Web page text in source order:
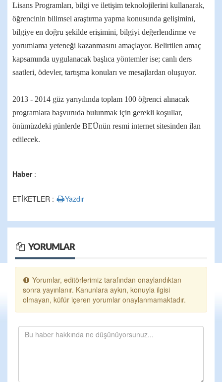
Lisans Programları, bilgi ve iletişim teknolojilerini kullanarak,
öğrencinin bilimsel araştırma yapma konusunda gelişimini,
bilgiye en doğru şekilde erişimini, bilgiyi değerlendirme ve
yorumlama yeteneği kazanmasını amaçlayor. Belirtilen amaç
kapsamında uygulanacak başlıca yöntemler ise; canlı ders
saatleri, ödevler, tartışma konuları ve mesajlardan oluşuyor.
2013 - 2014 güz yarıyılında toplam 100 öğrenci alınacak
programlara başvuruda bulunmak için gerekli koşullar,
önümüzdeki günlerde BEÜnün resmi internet sitesinden ilan
edilecek.
Haber:
ETİKETLER : Yazdır
YORUMLAR
Yorumlar, editörlerimiz tarafından onaylandıktan
sonra yayınlanır. Kanunlara aykırı, konuyla ilgisi
olmayan, küfür içeren yorumlar onaylanmamaktadır.